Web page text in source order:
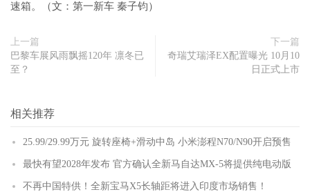
速箱。（文：第一新车 秦子钧）
上一篇
巴黎车展风雨飘摇120年 凛冬已
至？
下一篇
奇瑞艾瑞泽EX配置曝光 10月10
日正式上市
相关推荐
25.99/29.99万元 旋转座椅+滑动中岛 小米澎程N70/N90开启预售
最快有望2028年发布 官方确认全新马自达MX-5将提供纯电动版
不再中国特供！全新宝马X5长轴距将进入印度市场销售！